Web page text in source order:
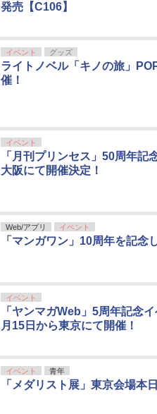
発売【C106】
イベント グッズ
ライトノベル「キノの旅」
催！
イベント
「月刊プリンセス」50周年記
大阪にて開催決定！
Web/アプリ イベント
「マンガワン」10周年を記念
イベント
「ヤンマガWeb」5周年記念
月15日から東京にて開催！
イベント 青年
「メダリスト展」東京会場本